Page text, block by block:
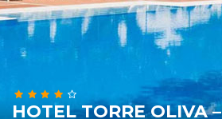
HOTEL TORRE OLIVA –